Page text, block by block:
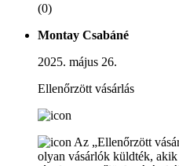
(0)
Montay Csabáné
2025. május 26.
Ellenőrzött vásárlás
Az „Ellenőrzött
olyan vásárlók küldték,